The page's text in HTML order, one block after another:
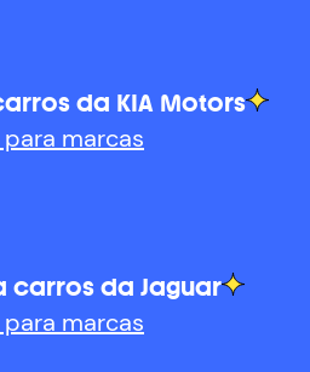
da KIA Motors
marcas
carros da Jaguar
marcas